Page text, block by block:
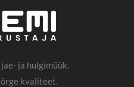
ja hulgimüük.
kvaliteet.